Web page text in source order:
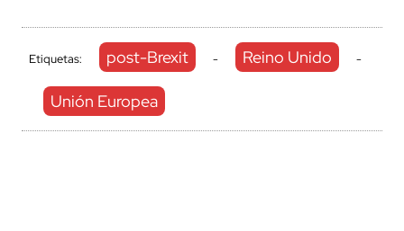
Etiquetas: post-Brexit - Reino Unido -
Unión Europea